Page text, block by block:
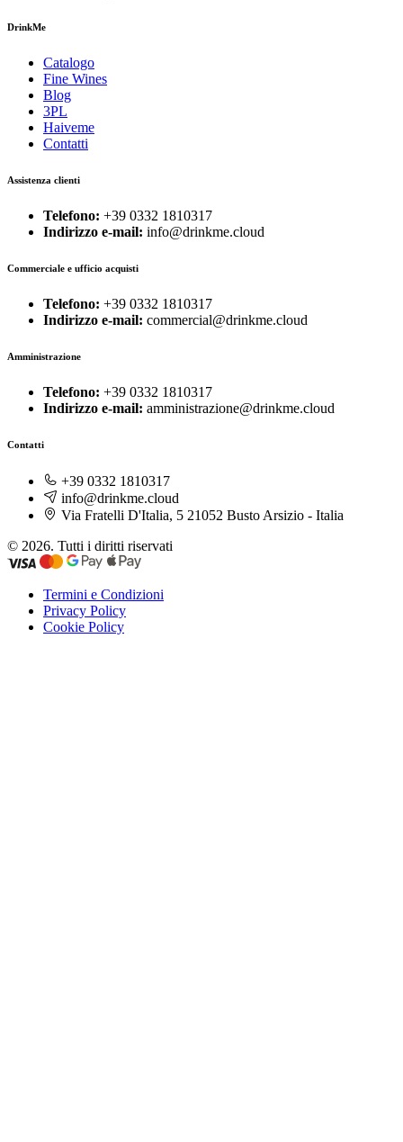
DrinkMe
Catalogo
Fine Wines
Blog
3PL
Haiveme
Contatti
Assistenza clienti
Telefono: +39 0332 1810317
Indirizzo e-mail: info@drinkme.cloud
Commerciale e ufficio acquisti
Telefono: +39 0332 1810317
Indirizzo e-mail: commercial@drinkme.cloud
Amministrazione
Telefono: +39 0332 1810317
Indirizzo e-mail: amministrazione@drinkme.cloud
Contatti
+39 0332 1810317
info@drinkme.cloud
Via Fratelli D'Italia, 5 21052 Busto Arsizio - Italia
© 2026. Tutti i diritti riservati
Termini e Condizioni
Privacy Policy
Cookie Policy